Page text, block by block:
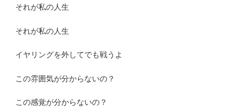
それが私の人生
それが私の人生
イヤリングを外してでも戦うよ
この雰囲気が分からないの？
この感覚が分からないの？